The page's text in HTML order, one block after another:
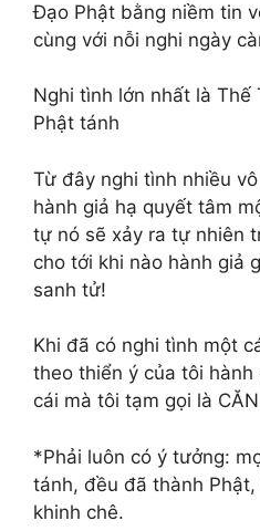
Đạo Phật bằng niềm tin
cùng với nỗi nghi ngày
Nghi tình lớn nhất là Thế
Phật tánh
Từ đây nghi tình nhiều
hành giả hạ quyết tâm
tự nó sẽ xảy ra tự nhiên
cho tới khi nào hành giả
sanh tử!
Khi đã có nghi tình một
theo thiển ý của tôi
cái mà tôi tạm gọi là
*Phải luôn có ý tưởng:
tánh, đều đã thành
khinh chê.